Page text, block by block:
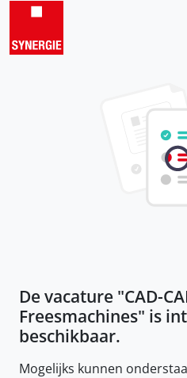
De vacature "CAD-
Freesmachines" is
beschikbaar.
Mogelijks kunnen